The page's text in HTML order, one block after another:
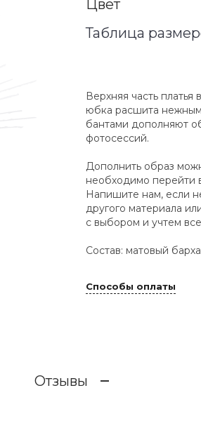
Цвет
Таблица
Верхняя часть
юбка расшита
бантами дополняют
фотосессий.
Дополнить образ
необходимо перейти
Напишите нам, если
другого материала
с выбором и учтем
Состав: матовый
Способы оплаты
Отзывы